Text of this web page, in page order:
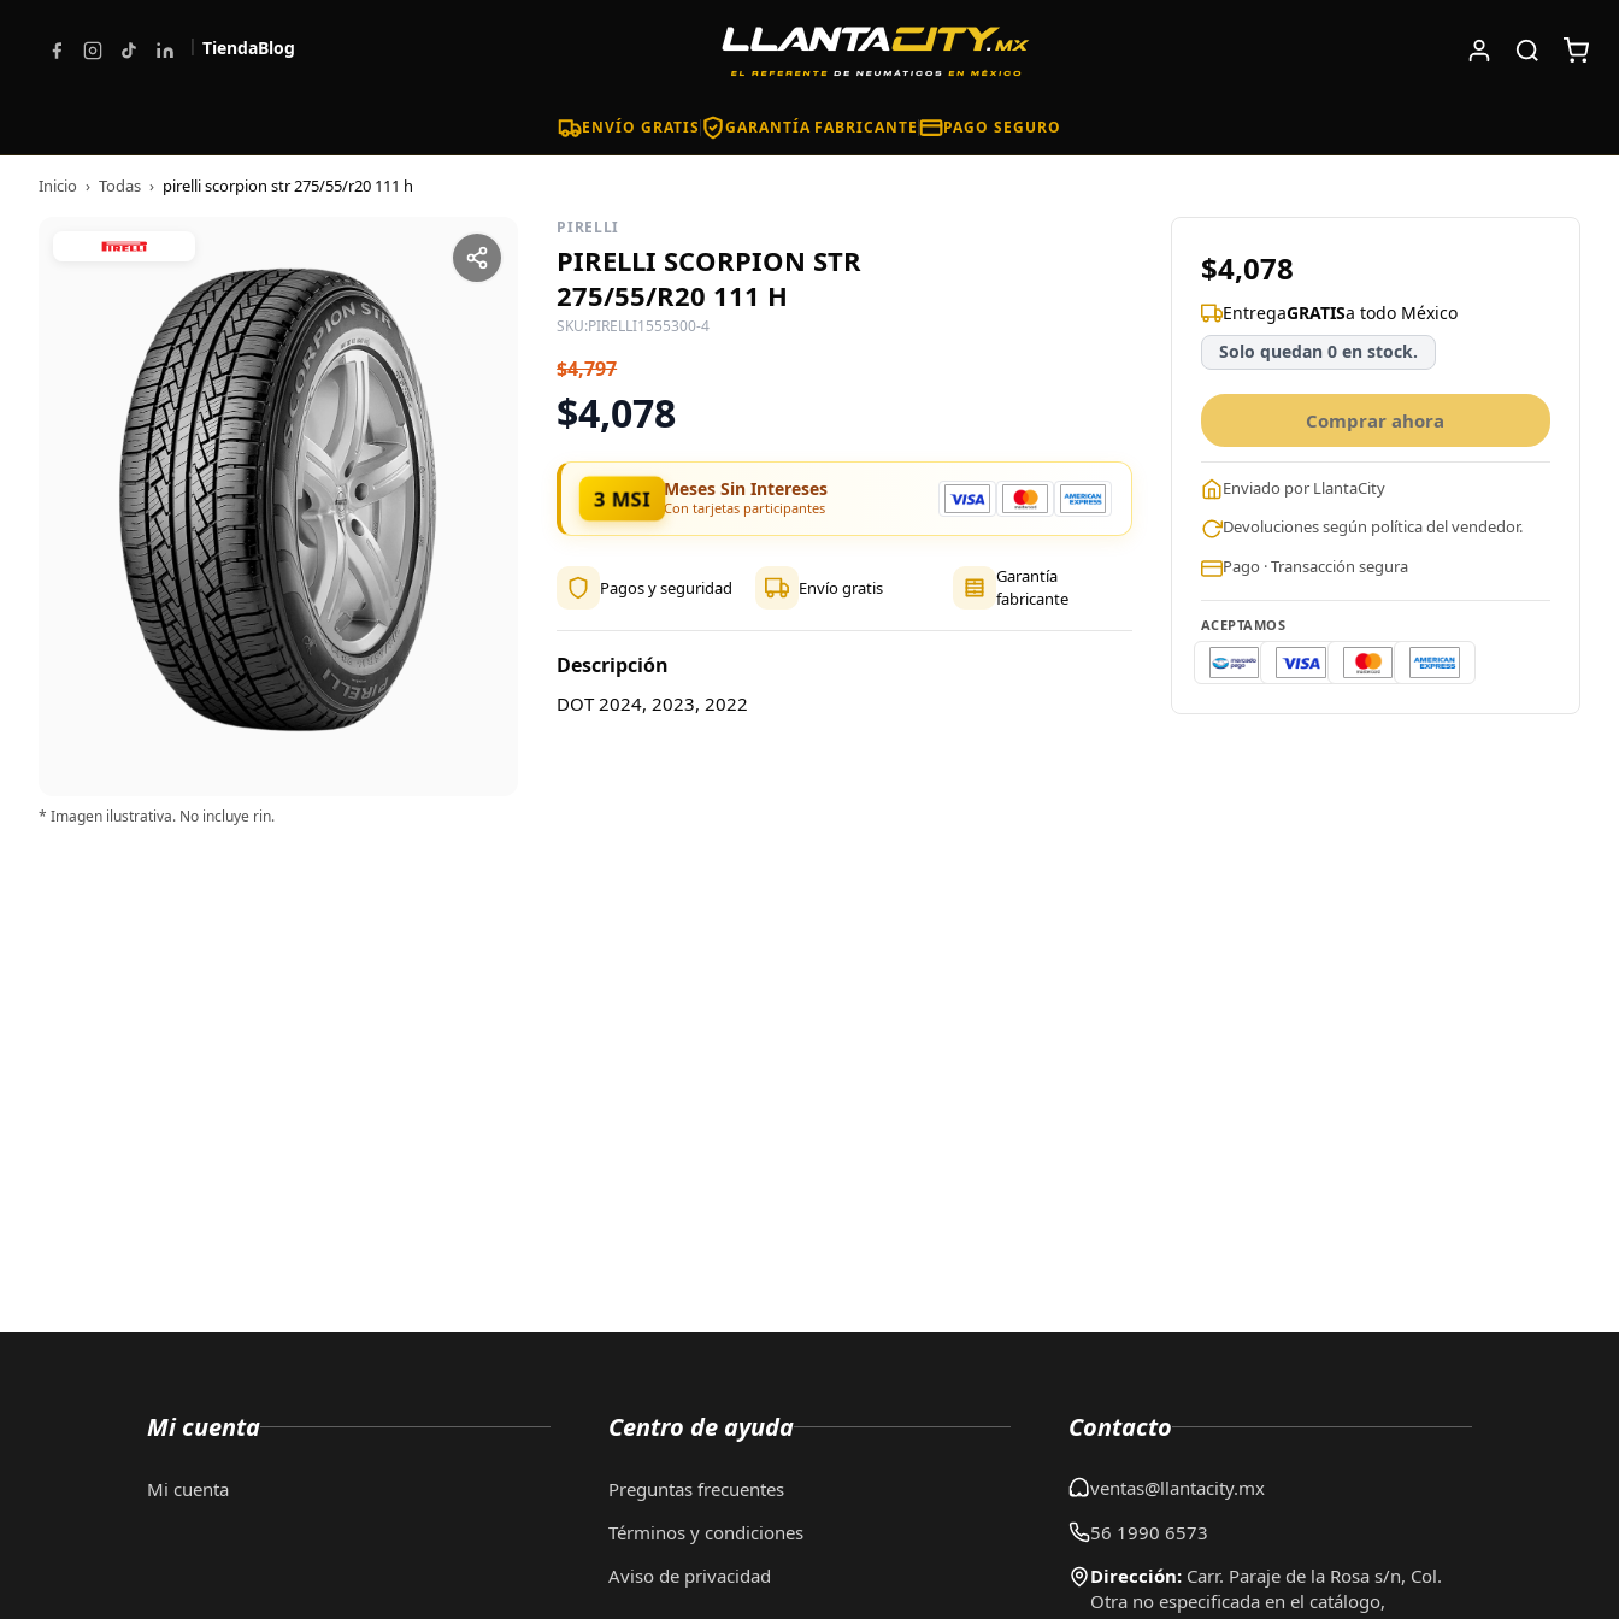
| TiendaBlog
ENVÍO GRATIS GARANTÍA FABRICANTE PAGO SEGURO
Inicio › Todas › pirelli scorpion str 275/55/r20 111 h
* Imagen ilustrativa. No incluye rin.
PIRELLI
PIRELLI SCORPION STR
275/55/R20 111 H
SKU:PIRELLI1555300-4
$4,797
$4,078
3 MSI Meses Sin Intereses
Con tarjetas participantes
Pagos y seguridad Envío gratis
Garantía
fabricante
Descripción
DOT 2024, 2023, 2022
$4,078
EntregaGRATISa todo México
Solo quedan 0 en stock.
Comprar ahora
Enviado por LlantaCity
Devoluciones según política del vendedor.
Pago · Transacción segura
ACEPTAMOS
Mi cuenta
Mi cuenta
Centro de ayuda
Preguntas frecuentes
Términos y condiciones
Aviso de privacidad
Contacto
ventas@llantacity.mx
56 1990 6573
Dirección: Carr. Paraje de la Rosa s/n, Col.
Otra no especificada en el catálogo,